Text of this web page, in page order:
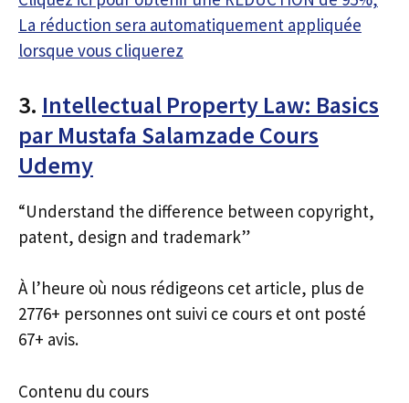
La réduction sera automatiquement appliquée
lorsque vous cliquerez
3. Intellectual Property Law: Basics
par Mustafa Salamzade Cours
Udemy
“Understand the difference between copyright,
patent, design and trademark”
À l’heure où nous rédigeons cet article, plus de
2776+ personnes ont suivi ce cours et ont posté
67+ avis.
Contenu du cours